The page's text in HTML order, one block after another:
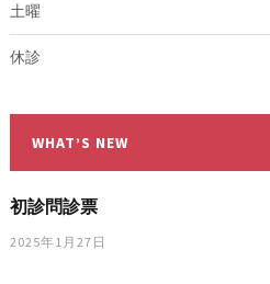
土曜
休診
WHAT’S NEW
初診問診票
2025年1月27日